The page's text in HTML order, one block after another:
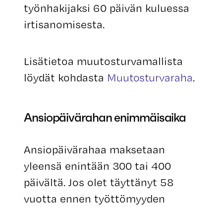
työnhakijaksi 60 päivän kuluessa
irtisanomisesta.
Lisätietoa muutosturvamallista
löydät kohdasta Muutosturvaraha.
Ansiopäivärahan enimmäisaika
Ansiopäivärahaa maksetaan
yleensä enintään 300 tai 400
päivältä. Jos olet täyttänyt 58
vuotta ennen työttömyyden